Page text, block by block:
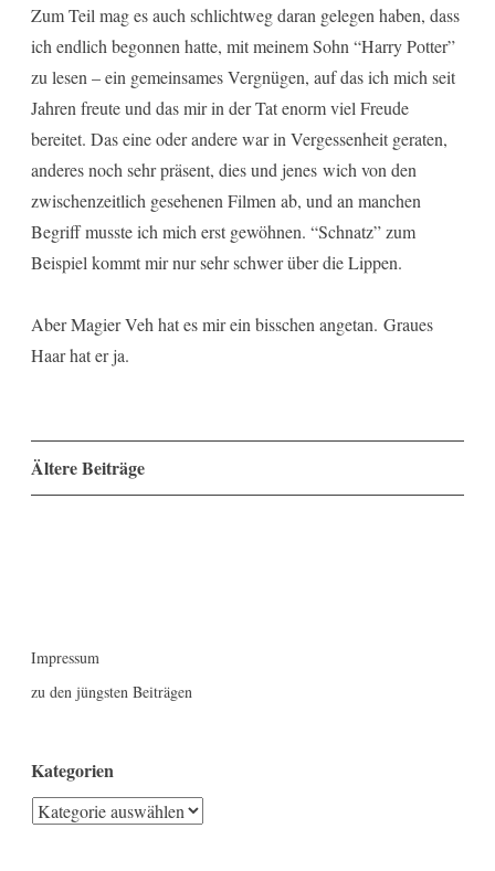
Zum Teil mag es auch schlichtweg daran gelegen haben, dass
ich endlich begonnen hatte, mit meinem Sohn “Harry Potter”
zu lesen – ein gemeinsames Vergnügen, auf das ich mich seit
Jahren freute und das mir in der Tat enorm viel Freude
bereitet. Das eine oder andere war in Vergessenheit geraten,
anderes noch sehr präsent, dies und jenes wich von den
zwischenzeitlich gesehenen Filmen ab, und an manchen
Begriff musste ich mich erst gewöhnen. “Schnatz” zum
Beispiel kommt mir nur sehr schwer über die Lippen.
Aber Magier Veh hat es mir ein bisschen angetan. Graues
Haar hat er ja.
Beitragsnavigation
Ältere Beiträge
Impressum
zu den jüngsten Beiträgen
Kategorien
Kategorien